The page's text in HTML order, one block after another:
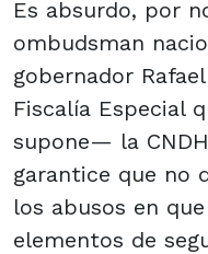
Es absurdo, por
ombudsman
gobernador
Fiscalía Especial
supone— la
garantice que no
los abusos en
elementos de